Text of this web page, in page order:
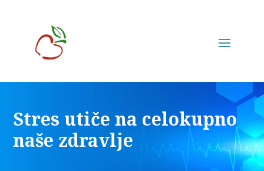
Stres utiče na celokupno
naše zdravlje